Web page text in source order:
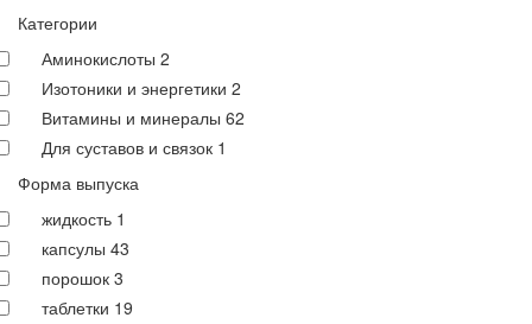
Категории
Аминокислоты 2
Изотоники и энергетики 2
Витамины и минералы 62
Для суставов и связок 1
Форма выпуска
жидкость 1
капсулы 43
порошок 3
таблетки 19